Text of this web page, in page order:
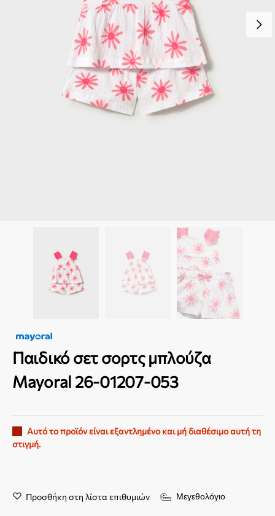
Παιδικό σετ σορτς μπλούζα
Mayoral 26-01207-053
Αυτό το προϊόν είναι εξαντλημένο και μή διαθέσιμο αυτή τη
στιγμή.
Προσθήκη στη λίστα επιθυμιών Μεγεθολόγιο